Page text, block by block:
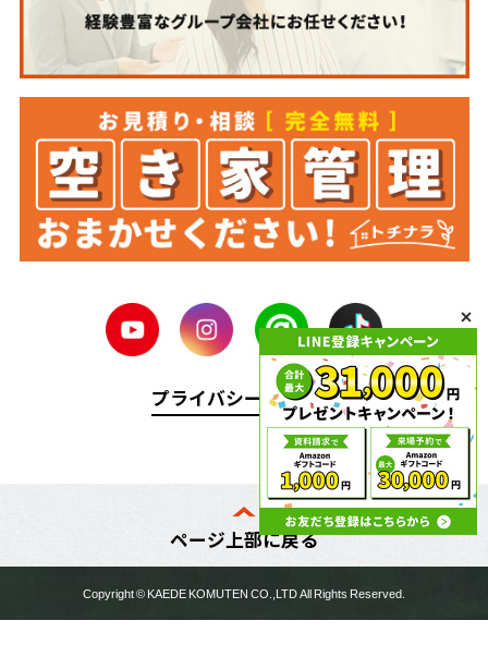
プライバシーポリシー
ページ上部に戻る
Copyright ©KAEDE KOMUTENCO.,LTD All Rights Reserved.